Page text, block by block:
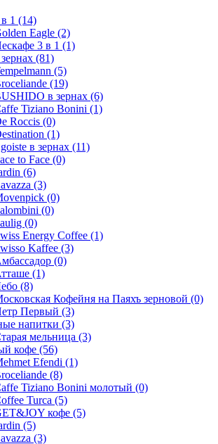
1 (14)
Eagle (2)
3 в 1 (1)
(81)
(5)
(19)
в зернах (6)
Tiziano Bonini (1)
Roccis (0)
(1)
в зернах (11)
to Face (0)
(6)
(3)
(0)
(0)
(0)
Energy Coffee (1)
Kaffee (3)
(0)
(1)
(8)
Кофейня на Паяхъ зерновой (0)
Первый (3)
напитки (3)
мельница (3)
кофе (56)
Efendi (1)
(8)
Tiziano Bonini молотый (0)
Turca (5)
кофе (5)
(5)
(3)